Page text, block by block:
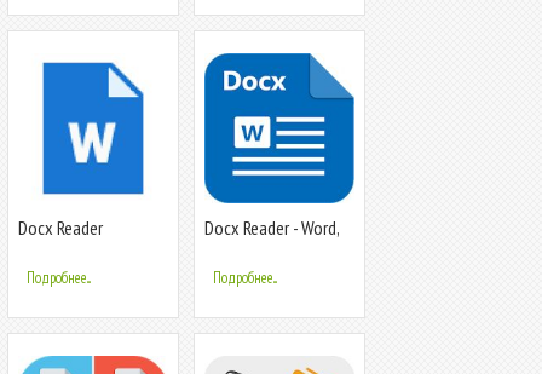
Docx Reader
Подробнее...
Docx Reader - Word,
Reader - 2020
Подробнее...